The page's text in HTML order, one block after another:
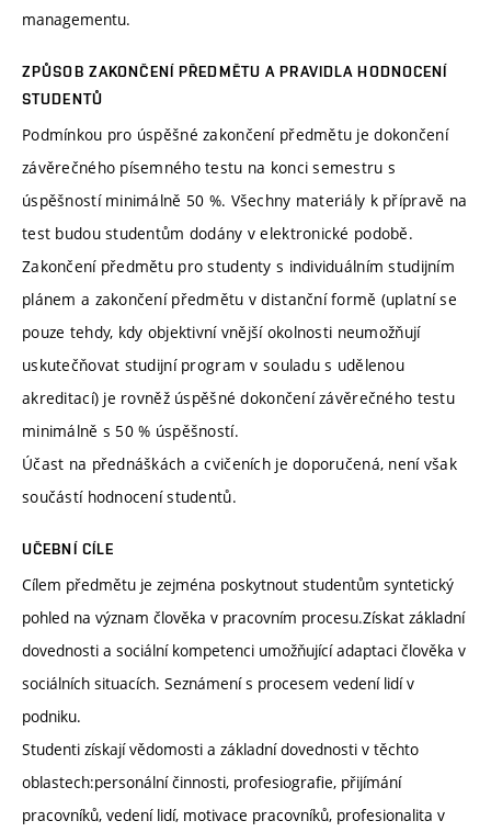
managementu.
ZPŮSOB ZAKONČENÍ PŘEDMĚTU A PRAVIDLA HODNOCENÍ
STUDENTŮ
Podmínkou pro úspěšné zakončení předmětu je dokončení
závěrečného písemného testu na konci semestru s
úspěšností minimálně 50 %. Všechny materiály k přípravě na
test budou studentům dodány v elektronické podobě.
Zakončení předmětu pro studenty s individuálním studijním
plánem a zakončení předmětu v distanční formě (uplatní se
pouze tehdy, kdy objektivní vnější okolnosti neumožňují
uskutečňovat studijní program v souladu s udělenou
akreditací) je rovněž úspěšné dokončení závěrečného testu
minimálně s 50 % úspěšností.
Účast na přednáškách a cvičeních je doporučená, není však
součástí hodnocení studentů.
UČEBNÍ CÍLE
Cílem předmětu je zejména poskytnout studentům syntetický
pohled na význam člověka v pracovním procesu.Získat základní
dovednosti a sociální kompetenci umožňující adaptaci člověka v
sociálních situacích. Seznámení s procesem vedení lidí v
podniku.
Studenti získají vědomosti a základní dovednosti v těchto
oblastech:personální činnosti, profesiografie, přijímání
pracovníků, vedení lidí, motivace pracovníků, profesionalita v